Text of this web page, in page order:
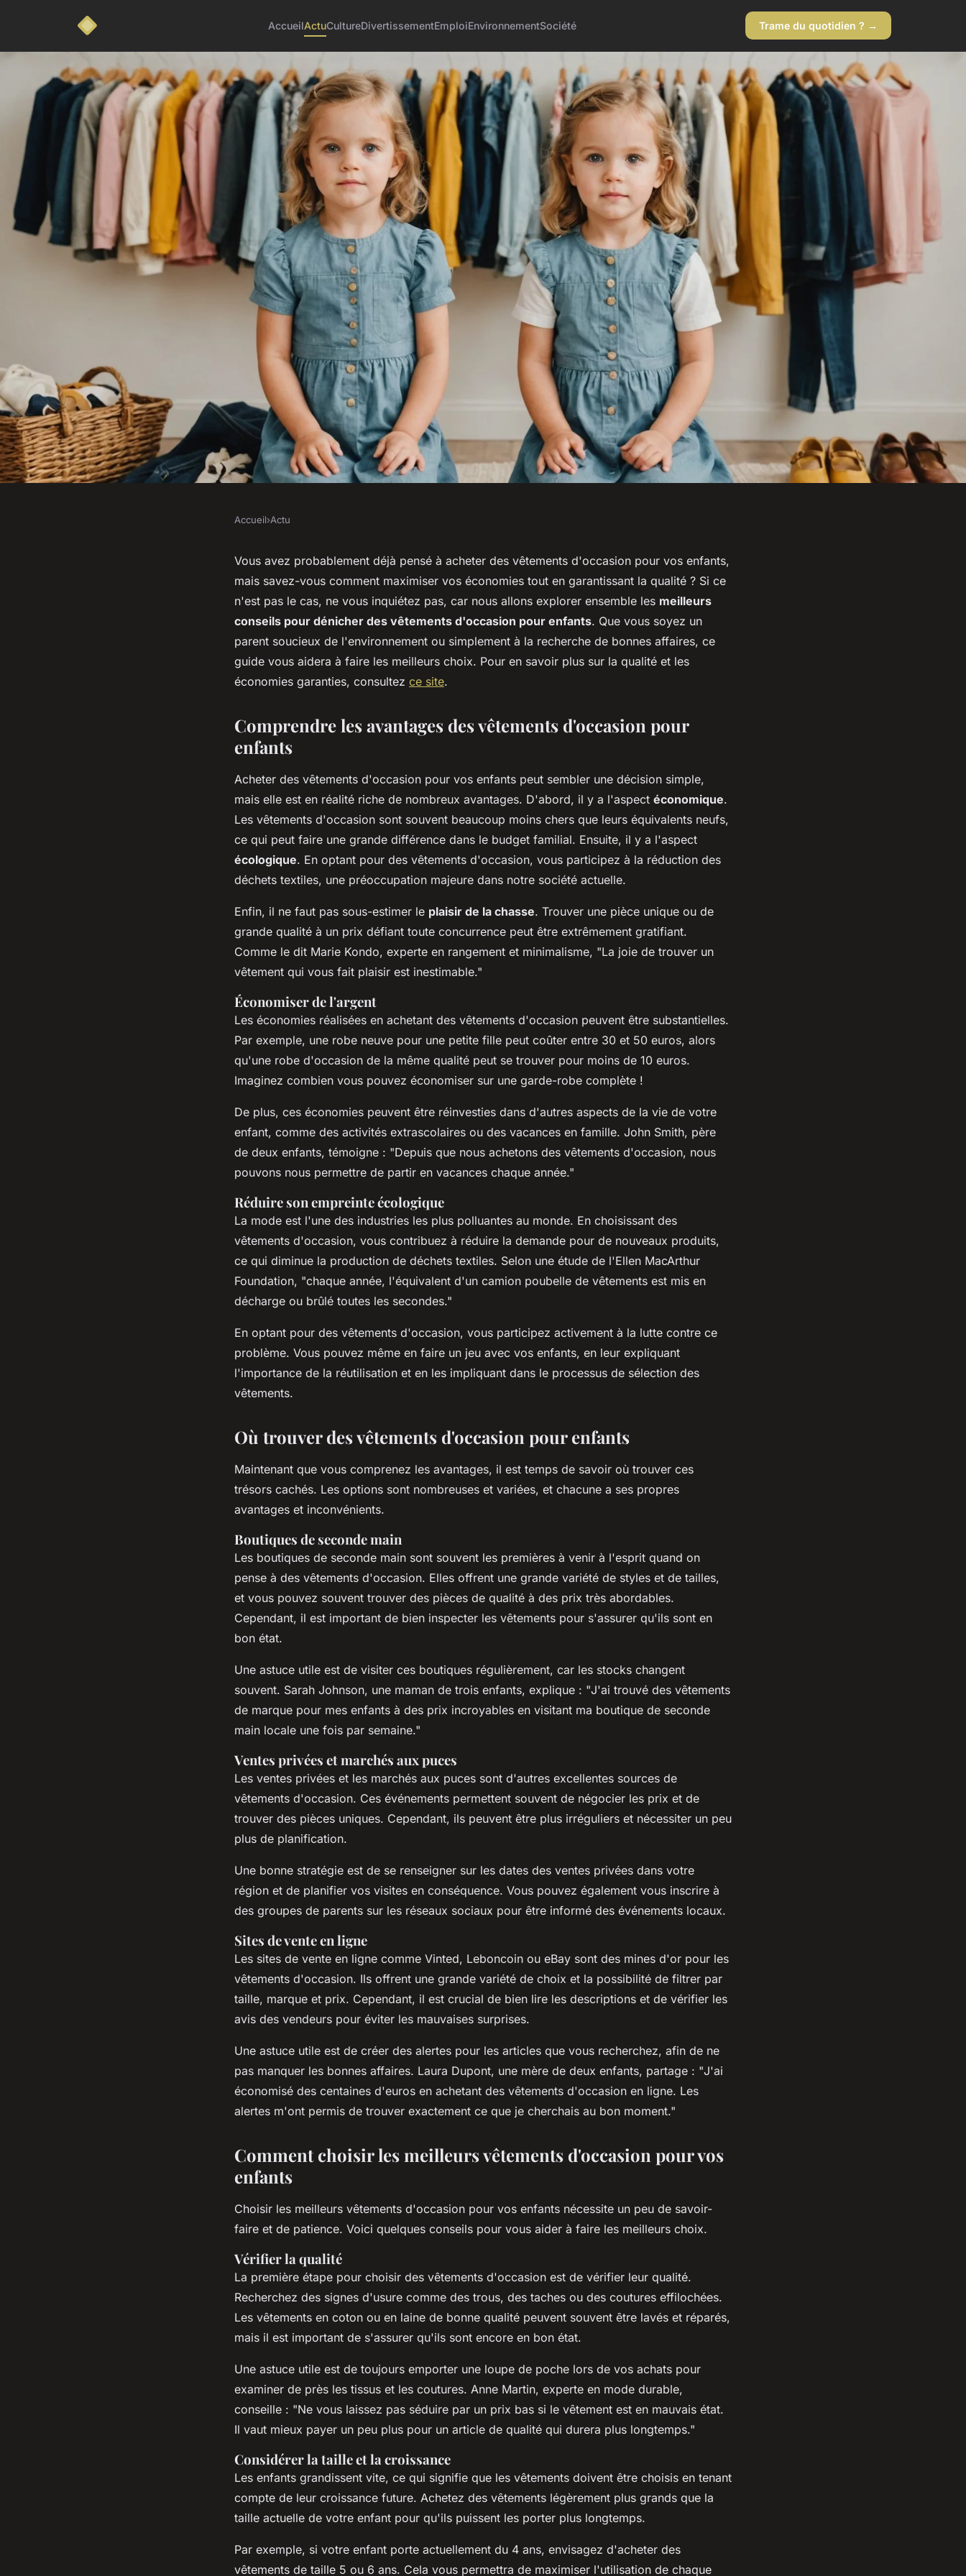
AccueilActuCultureDivertissementEmploiEnvironnementSociété Trame du quotidien ? →
Top conseils pour dénicher des
vêtements d'occasion pour enfants
Accueil›Actu
Vous avez probablement déjà pensé à acheter des vêtements d'occasion pour vos enfants,
mais savez-vous comment maximiser vos économies tout en garantissant la qualité ? Si ce
n'est pas le cas, ne vous inquiétez pas, car nous allons explorer ensemble les meilleurs
conseils pour dénicher des vêtements d'occasion pour enfants. Que vous soyez un
parent soucieux de l'environnement ou simplement à la recherche de bonnes affaires, ce
guide vous aidera à faire les meilleurs choix. Pour en savoir plus sur la qualité et les
économies garanties, consultez ce site.
Comprendre les avantages des vêtements d'occasion pour
enfants
Acheter des vêtements d'occasion pour vos enfants peut sembler une décision simple,
mais elle est en réalité riche de nombreux avantages. D'abord, il y a l'aspect économique.
Les vêtements d'occasion sont souvent beaucoup moins chers que leurs équivalents neufs,
ce qui peut faire une grande différence dans le budget familial. Ensuite, il y a l'aspect
écologique. En optant pour des vêtements d'occasion, vous participez à la réduction des
déchets textiles, une préoccupation majeure dans notre société actuelle.
Enfin, il ne faut pas sous-estimer le plaisir de la chasse. Trouver une pièce unique ou de
grande qualité à un prix défiant toute concurrence peut être extrêmement gratifiant.
Comme le dit Marie Kondo, experte en rangement et minimalisme, "La joie de trouver un
vêtement qui vous fait plaisir est inestimable."
Économiser de l'argent
Les économies réalisées en achetant des vêtements d'occasion peuvent être substantielles.
Par exemple, une robe neuve pour une petite fille peut coûter entre 30 et 50 euros, alors
qu'une robe d'occasion de la même qualité peut se trouver pour moins de 10 euros.
Imaginez combien vous pouvez économiser sur une garde-robe complète !
De plus, ces économies peuvent être réinvesties dans d'autres aspects de la vie de votre
enfant, comme des activités extrascolaires ou des vacances en famille. John Smith, père
de deux enfants, témoigne : "Depuis que nous achetons des vêtements d'occasion, nous
pouvons nous permettre de partir en vacances chaque année."
Réduire son empreinte écologique
La mode est l'une des industries les plus polluantes au monde. En choisissant des
vêtements d'occasion, vous contribuez à réduire la demande pour de nouveaux produits,
ce qui diminue la production de déchets textiles. Selon une étude de l'Ellen MacArthur
Foundation, "chaque année, l'équivalent d'un camion poubelle de vêtements est mis en
décharge ou brûlé toutes les secondes."
En optant pour des vêtements d'occasion, vous participez activement à la lutte contre ce
problème. Vous pouvez même en faire un jeu avec vos enfants, en leur expliquant
l'importance de la réutilisation et en les impliquant dans le processus de sélection des
vêtements.
Où trouver des vêtements d'occasion pour enfants
Maintenant que vous comprenez les avantages, il est temps de savoir où trouver ces
trésors cachés. Les options sont nombreuses et variées, et chacune a ses propres
avantages et inconvénients.
Boutiques de seconde main
Les boutiques de seconde main sont souvent les premières à venir à l'esprit quand on
pense à des vêtements d'occasion. Elles offrent une grande variété de styles et de tailles,
et vous pouvez souvent trouver des pièces de qualité à des prix très abordables.
Cependant, il est important de bien inspecter les vêtements pour s'assurer qu'ils sont en
bon état.
Une astuce utile est de visiter ces boutiques régulièrement, car les stocks changent
souvent. Sarah Johnson, une maman de trois enfants, explique : "J'ai trouvé des vêtements
de marque pour mes enfants à des prix incroyables en visitant ma boutique de seconde
main locale une fois par semaine."
Ventes privées et marchés aux puces
Les ventes privées et les marchés aux puces sont d'autres excellentes sources de
vêtements d'occasion. Ces événements permettent souvent de négocier les prix et de
trouver des pièces uniques. Cependant, ils peuvent être plus irréguliers et nécessiter un peu
plus de planification.
Une bonne stratégie est de se renseigner sur les dates des ventes privées dans votre
région et de planifier vos visites en conséquence. Vous pouvez également vous inscrire à
des groupes de parents sur les réseaux sociaux pour être informé des événements locaux.
Sites de vente en ligne
Les sites de vente en ligne comme Vinted, Leboncoin ou eBay sont des mines d'or pour les
vêtements d'occasion. Ils offrent une grande variété de choix et la possibilité de filtrer par
taille, marque et prix. Cependant, il est crucial de bien lire les descriptions et de vérifier les
avis des vendeurs pour éviter les mauvaises surprises.
Une astuce utile est de créer des alertes pour les articles que vous recherchez, afin de ne
pas manquer les bonnes affaires. Laura Dupont, une mère de deux enfants, partage : "J'ai
économisé des centaines d'euros en achetant des vêtements d'occasion en ligne. Les
alertes m'ont permis de trouver exactement ce que je cherchais au bon moment."
Comment choisir les meilleurs vêtements d'occasion pour vos
enfants
Choisir les meilleurs vêtements d'occasion pour vos enfants nécessite un peu de savoir-
faire et de patience. Voici quelques conseils pour vous aider à faire les meilleurs choix.
Vérifier la qualité
La première étape pour choisir des vêtements d'occasion est de vérifier leur qualité.
Recherchez des signes d'usure comme des trous, des taches ou des coutures effilochées.
Les vêtements en coton ou en laine de bonne qualité peuvent souvent être lavés et réparés,
mais il est important de s'assurer qu'ils sont encore en bon état.
Une astuce utile est de toujours emporter une loupe de poche lors de vos achats pour
examiner de près les tissus et les coutures. Anne Martin, experte en mode durable,
conseille : "Ne vous laissez pas séduire par un prix bas si le vêtement est en mauvais état.
Il vaut mieux payer un peu plus pour un article de qualité qui durera plus longtemps."
Considérer la taille et la croissance
Les enfants grandissent vite, ce qui signifie que les vêtements doivent être choisis en tenant
compte de leur croissance future. Achetez des vêtements légèrement plus grands que la
taille actuelle de votre enfant pour qu'ils puissent les porter plus longtemps.
Par exemple, si votre enfant porte actuellement du 4 ans, envisagez d'acheter des
vêtements de taille 5 ou 6 ans. Cela vous permettra de maximiser l'utilisation de chaque